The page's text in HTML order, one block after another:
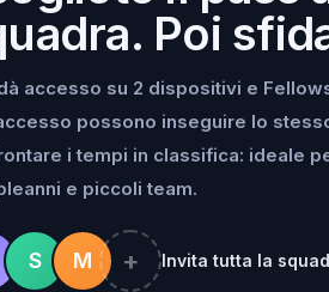
Poi
accesso su 2 dispositivi e
possono inseguire lo
i tempi in classifica: ideale
e piccoli team.
S M + Invita tutta la